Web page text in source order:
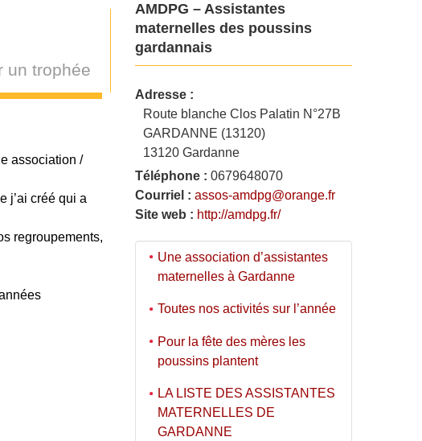
un trophée
association /
j’ai créé qui a
regroupements,
AMDPG – Assistantes
maternelles des poussins
gardannais
Adresse :
Route blanche Clos Palatin N°27B
GARDANNE (13120)
13120 Gardanne
Téléphone : 0679648070
Courriel : assos-amdpg@orange.fr
Site web : http://amdpg.fr/
Une association d’assistantes
maternelles à Gardanne
Toutes nos activités sur l’année
Pour la fête des mères les
poussins plantent
LA LISTE DES ASSISTANTES
MATERNELLES DE
GARDANNE